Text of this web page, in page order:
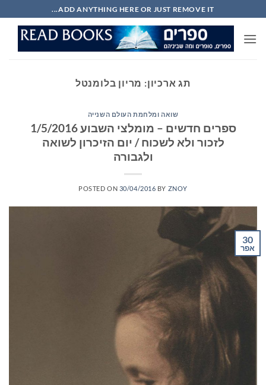
to
content
ADD ANYTHING HERE OR JUST REMOVE IT...
תג ארכיון: מריון בלומנטל
שואה ומלחמת העולם השנייה
ספרים חדשים – מומלצי השבוע 1/5/2016
לזכור ולא לשכוח / יום הזיכרון לשואה
ולגבורה
POSTED ON 30/04/2016 BY ZNOY
30
אפר